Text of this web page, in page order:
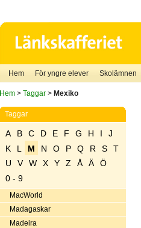
Hem För yngre elever Skolämnen
Hem> Taggar> Mexiko
Taggar
A B C D E F G H I
J
K
L M N O P Q R S
T
U
V W X Y Z Å Ä
Ö
0 - 9
MacWorld
Madagaskar
Madeira